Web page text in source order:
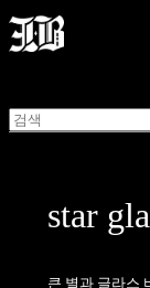
star
큰 별과 글라스